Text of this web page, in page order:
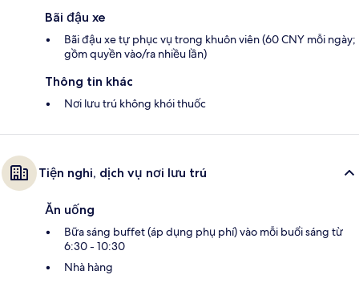
Bãi đậu xe
Bãi đậu xe tự phục vụ trong khuôn viên (60 CNY mỗi ngày;
gồm quyền vào/ra nhiều lần)
Thông tin khác
Nơi lưu trú không khói thuốc
Tiện nghi, dịch vụ nơi lưu trú
Ăn uống
Bữa sáng buffet (áp dụng phụ phí) vào mỗi buổi sáng từ
6:30 - 10:30
Nhà hàng